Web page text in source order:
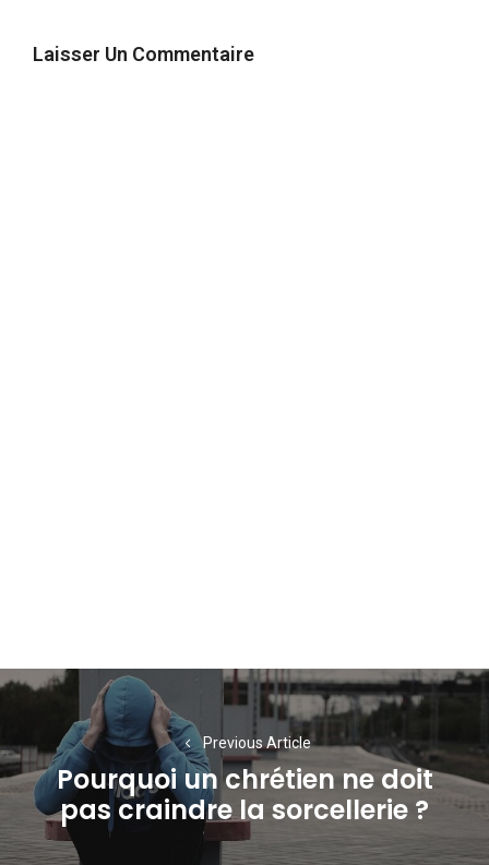
Laisser Un Commentaire
Navigation
l’article
Previous Article
Previous
post:
Pourquoi un chrétien ne doit
pas craindre la sorcellerie ?